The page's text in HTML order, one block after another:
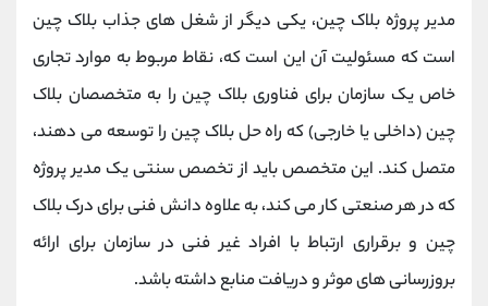
مدیر پروژه بلاک چین، یکی دیگر از شغل های جذاب بلاک چین
است که مسئولیت آن این است که، نقاط مربوط به موارد تجاری
خاص یک سازمان برای فناوری بلاک چین را به متخصصان بلاک
چین (داخلی یا خارجی) که راه حل بلاک چین را توسعه می دهند،
متصل کند. این متخصص باید از تخصص سنتی یک مدیر پروژه
که در هر صنعتی کار می کند، به علاوه دانش فنی برای درک بلاک
چین و برقراری ارتباط با افراد غیر فنی در سازمان برای ارائه
بروزرسانی های موثر و دریافت منابع داشته باشد.